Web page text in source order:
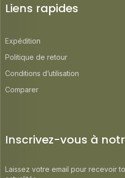
Liens rapides
Expédition
Politique de retour
Conditions d’utilisation
Comparer
Inscrivez-vous à
Laissez votre email pour recevoir